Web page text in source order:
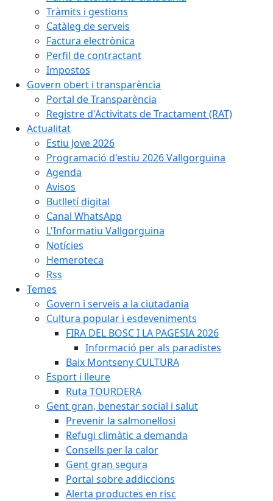
Tràmits i gestions
Catàleg de serveis
Factura electrònica
Perfil de contractant
Impostos
Govern obert i transparència
Portal de Transparència
Registre d'Activitats de Tractament (RAT)
Actualitat
Estiu Jove 2026
Programació d'estiu 2026 Vallgorguina
Agenda
Avisos
Butlletí digital
Canal WhatsApp
L'Informatiu Vallgorguina
Notícies
Hemeroteca
Rss
Temes
Govern i serveis a la ciutadania
Cultura popular i esdeveniments
FIRA DEL BOSC I LA PAGESIA 2026
Informació per als paradistes
Baix Montseny CULTURA
Esport i lleure
Ruta TOURDERA
Gent gran, benestar social i salut
Prevenir la salmonel·losi
Refugi climàtic a demanda
Consells per la calor
Gent gran segura
Portal sobre addiccions
Alerta productes en risc